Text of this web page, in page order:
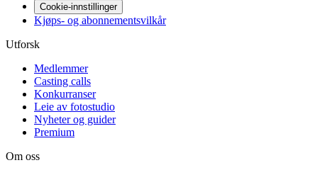
Cookie-innstillinger
Kjøps- og abonnementsvilkår
Utforsk
Medlemmer
Casting calls
Konkurranser
Leie av fotostudio
Nyheter og guider
Premium
Om oss